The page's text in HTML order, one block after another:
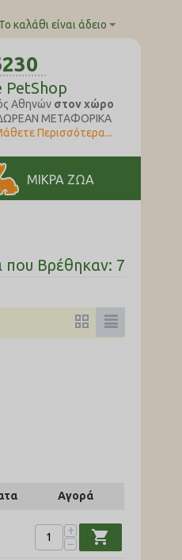
Το καλάθι είναι άδειο
PetShop
Αθηνών στον χώρο
ΜΕΤΑΦΟΡΙΚΑ
Περισσότερα...
ΜΙΚΡΑ ΖΩΑ
που Βρέθηκαν: 7
Αγορά
+
−
shopping_cart